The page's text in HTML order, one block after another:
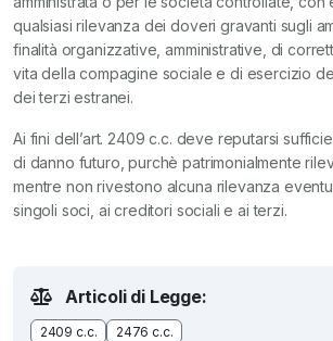
qualsiasi rilevanza dei doveri gravanti sugli
finalità organizzative, amministrative, di
vita della compagine sociale e di esercizio
dei terzi estranei.
Ai fini dell’art. 2409 c.c. deve reputarsi
di danno futuro, purchè patrimonialmente
mentre non rivestono alcuna rilevanza
singoli soci, ai creditori sociali e ai terzi.
Articoli di Legge:
2409 c.c. 2476 c.c.